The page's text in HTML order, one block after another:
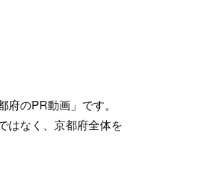
のPR動画」です。
はなく、京都府全体を